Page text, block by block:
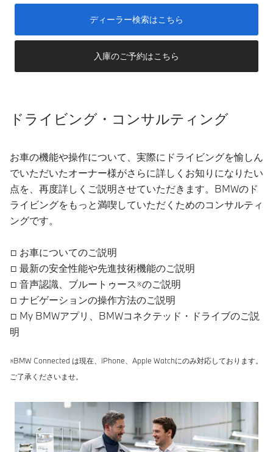
ディーラー検索はこちら
入庫のご予約はこちら
ドライビング・コンサルティング
お車の機能や操作について、実際にドライビングを愉しん
でいただいたオーナー様がさらに詳しくお知りになりたい
点を、再度詳しくご説明させていただきます。BMWのド
ライビングをもっと満喫していただくためのコンサルティ
ングです。
□ お車についてのご説明
□ 最新の安全性能や先進技術機能のご説明
□ 音声認識、ブルートゥース※のご説明
□ ナビゲーションの操作方法のご説明
□ My BMWアプリ、BMWコネクテッド・ドライブのご説
明
※BMW Connected は現在、iPhone、Apple Watchにのみ対応しております。
ご了承くださいませ。